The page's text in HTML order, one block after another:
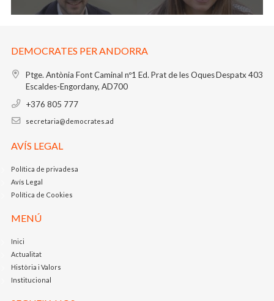
DEMOCRATES PER ANDORRA
Ptge. Antònia Font Caminal nº1 Ed. Prat de les OquesDespatx 403
Escaldes-Engordany, AD700
+376 805 777
secretaria@democrates.ad
AVÍS LEGAL
Política de privadesa
Avís Legal
Política de Cookies
MENÚ
Inici
Actualitat
Història i Valors
Institucional